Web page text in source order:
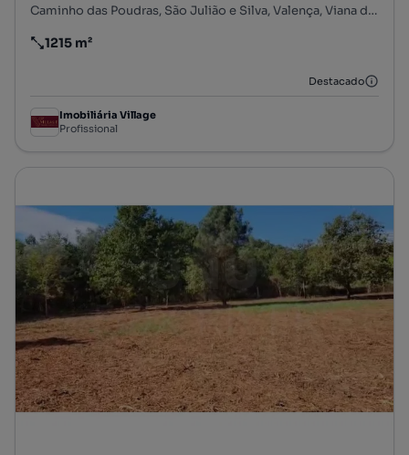
Caminho das Poudras, São Julião e Silva, Valença, Viana do Castelo
Preço por metro quadrado
1215 m²
Destacado
Imobiliária Village
Profissional